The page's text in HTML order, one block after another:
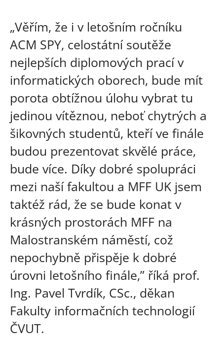
„Věřím, že i v letošním ročníku
ACM SPY, celostátní soutěže
nejlepších diplomových prací v
informatických oborech, bude mít
porota obtížnou úlohu vybrat tu
jedinou vítěznou, neboť chytrých a
šikovných studentů, kteří ve finále
budou prezentovat skvělé práce,
bude více. Díky dobré spolupráci
mezi naší fakultou a MFF UK jsem
taktéž rád, že se bude konat v
krásných prostorách MFF na
Malostranském náměstí, což
nepochybně přispěje k dobré
úrovni letošního finále,” říká prof.
Ing. Pavel Tvrdík, CSc., děkan
Fakulty informačních technologií
ČVUT.